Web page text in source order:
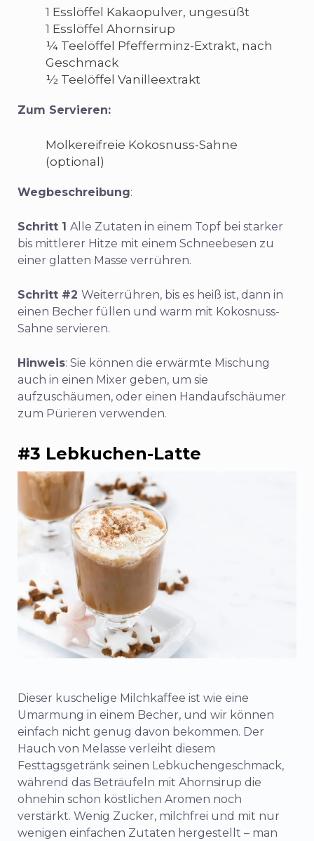
1 Esslöffel Kakaopulver, ungesüßt
1 Esslöffel Ahornsirup
¼ Teelöffel Pfefferminz-Extrakt, nach
Geschmack
½ Teelöffel Vanilleextrakt
Zum Servieren:
Molkereifreie Kokosnuss-Sahne
(optional)
Wegbeschreibung:
Schritt 1 Alle Zutaten in einem Topf bei starker
bis mittlerer Hitze mit einem Schneebesen zu
einer glatten Masse verrühren.
Schritt #2 Weiterrühren, bis es heiß ist, dann in
einen Becher füllen und warm mit Kokosnuss-
Sahne servieren.
Hinweis: Sie können die erwärmte Mischung
auch in einen Mixer geben, um sie
aufzuschäumen, oder einen Handaufschäumer
zum Pürieren verwenden.
#3 Lebkuchen-Latte
Dieser kuschelige Milchkaffee ist wie eine
Umarmung in einem Becher, und wir können
einfach nicht genug davon bekommen. Der
Hauch von Melasse verleiht diesem
Festtagsgetränk seinen Lebkuchengeschmack,
während das Beträufeln mit Ahornsirup die
ohnehin schon köstlichen Aromen noch
verstärkt. Wenig Zucker, milchfrei und mit nur
wenigen einfachen Zutaten hergestellt – man